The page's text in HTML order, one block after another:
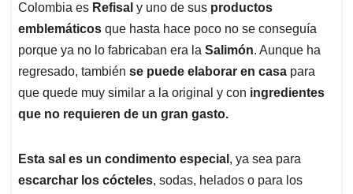
A
p
p
o
o
k
d
I
n
d
s
Colombia es Refisal y uno de sus productos
emblemáticos que hasta hace poco no se conseguía
porque ya no lo fabricaban era la Salimón. Aunque ha
regresado, también se puede elaborar en casa para
que quede muy similar a la original y con ingredientes
que no requieren de un gran gasto.
Esta sal es un condimento especial , ya sea para
escarchar los cócteles, sodas, helados o para los